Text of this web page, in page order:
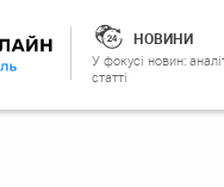
НОВИНИ
У фокусі новин:
статті